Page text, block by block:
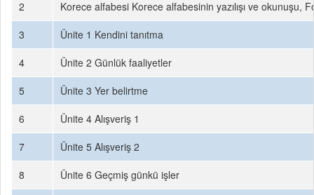
2
Korece alfabesi Korece alfabesinin yazılışı ve okunuşu,
3
Ünite 1 Kendini tanıtma
4
Ünite 2 Günlük faaliyetler
5
Ünite 3 Yer belirtme
6
Ünite 4 Alışveriş 1
7
Ünite 5 Alışveriş 2
8
Ünite 6 Geçmiş günkü işler